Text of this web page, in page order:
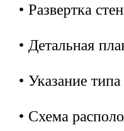
• Развертка
• Детальная
• Указание
• Схема